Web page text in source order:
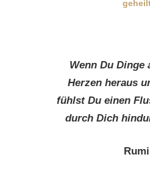
Wenn Du Dinge
Herzen heraus
fühlst Du einen
durch Dich
Rumi